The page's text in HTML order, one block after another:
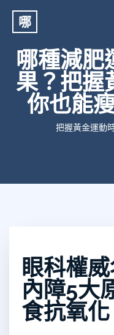
哪
哪種減肥
果？把握
你也能
把握黃金運動
眼科權
內障5大
食抗氧化